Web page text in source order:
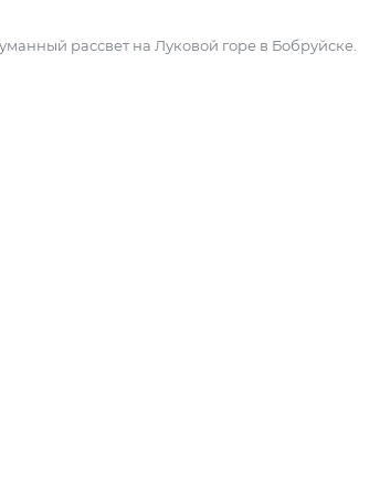
рассвет на Луковой горе в Бобруйске.